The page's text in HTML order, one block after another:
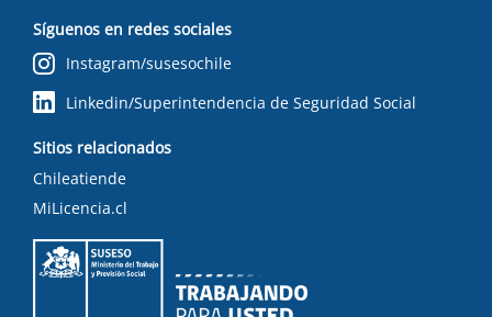
Síguenos en redes sociales
Instagram/susesochile
Linkedin/Superintendencia de Seguridad Social
Sitios relacionados
Chileatiende
MiLicencia.cl